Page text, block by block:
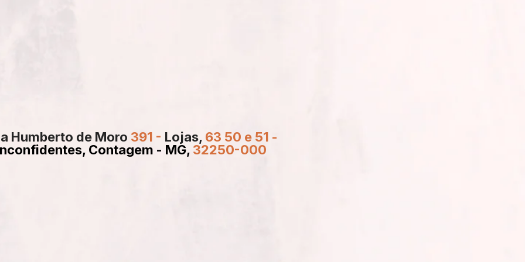
Humberto de Moro 391 - Lojas, 63 50 e 51 -
Contagem - MG, 32250-000